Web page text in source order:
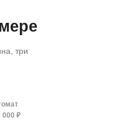
три
000 ₽